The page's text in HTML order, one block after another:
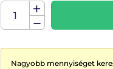
Nagyobb mennyiséget